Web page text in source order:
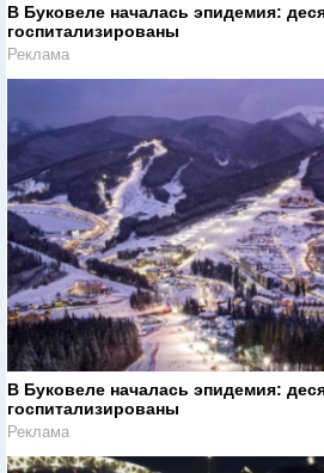
В Буковеле началась эпидемия:
госпитализированы
Реклама
В Буковеле началась эпидемия:
госпитализированы
Реклама